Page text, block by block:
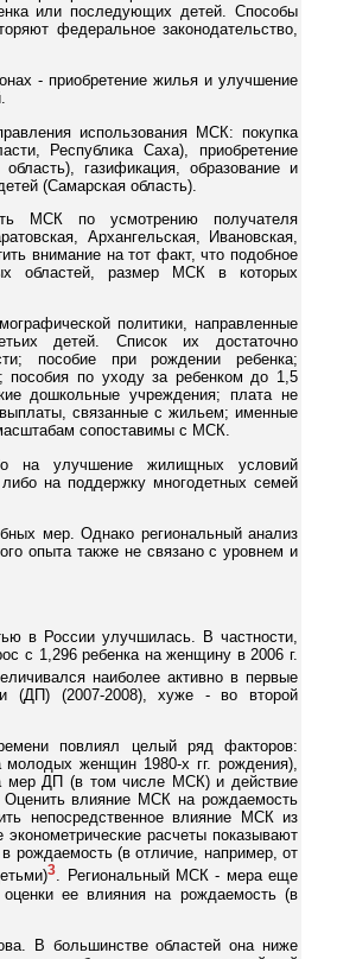
или последующих детей. Способы
федеральное законодательство,
- приобретение жилья и улучшение
использования МСК: покупка
Республика Саха), приобретение
газификация, образование и
(Самарская область).
МСК по усмотрению получателя
Архангельская, Ивановская,
внимание на тот факт, что подобное
областей, размер МСК в которых
политики, направленные
детей. Список их достаточно
пособие при рождении ребенка;
пособия по уходу за ребенком до 1,5
дошкольные учреждения; плата не
связанные с жильем; именные
сопоставимы с МСК.
на улучшение жилищных условий
на поддержку многодетных семей
мер. Однако региональный анализ
опыта также не связано с уровнем и
в России улучшилась. В частности,
с 1,296 ребенка на женщину в 2006 г.
наиболее активно в первые
(ДП) (2007-2008), хуже - во второй
повлиял целый ряд факторов:
молодых женщин 1980-х гг. рождения),
мер ДП (в том числе МСК) и действие
Оценить влияние МСК на рождаемость
непосредственное влияние МСК из
расчеты показывают
рождаемость (в отличие, например, от
3. Региональный МСК - мера еще
ее влияния на рождаемость (в
В большинстве областей она ниже